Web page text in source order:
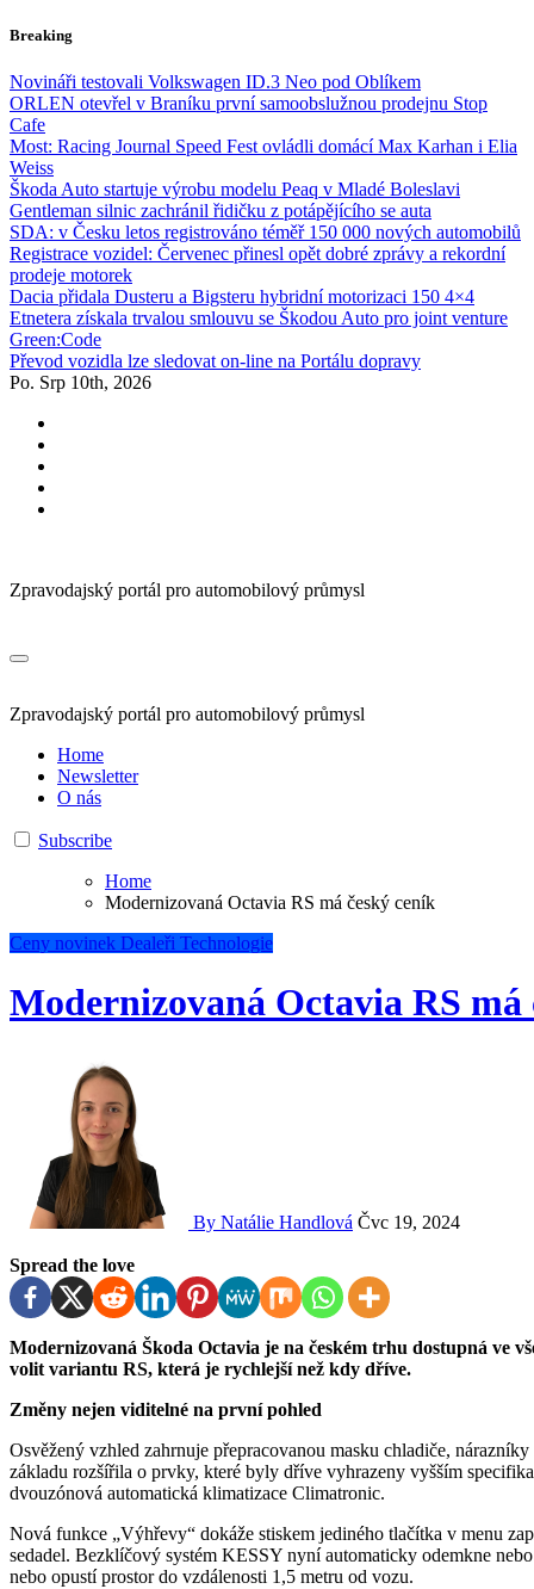
Skip
content
Breaking
Novináři testovali Volkswagen ID.3 Neo pod Oblíkem
ORLEN otevřel v Braníku první samoobslužnou prodejnu Stop
Cafe
Most: Racing Journal Speed Fest ovládli domácí Max Karhan i Elia
Weiss
Škoda Auto startuje výrobu modelu Peaq v Mladé Boleslavi
Gentleman silnic zachránil řidičku z potápějícího se auta
SDA: v Česku letos registrováno téměř 150 000 nových automobilů
Registrace vozidel: Červenec přinesl opět dobré zprávy a rekordní
prodeje motorek
Dacia přidala Dusteru a Bigsteru hybridní motorizaci 150 4×4
Etnetera získala trvalou smlouvu se Škodou Auto pro joint venture
Green:Code
Převod vozidla lze sledovat on-line na Portálu dopravy
Po. Srp 10th, 2026
Zpravodajský portál pro automobilový průmysl
Zpravodajský portál pro automobilový průmysl
Home
Newsletter
O nás
Subscribe
Home
Modernizovaná Octavia RS má český ceník
Ceny novinek Dealeři Technologie
Modernizovaná Octavia RS má
By Natálie Handlová Čvc 19, 2024
Spread the love
Modernizovaná Škoda Octavia je na českém trhu dostupná ve všech verzích. Nově mohou zájemci o sportovní svezení
volit variantu RS, která je rychlejší než kdy dříve.
Změny nejen viditelné na první pohled
Osvěžený vzhled zahrnuje přepracovanou masku chladiče,
základu rozšířila o prvky, které byly dříve vyhrazeny vyšším
dvouzónová automatická klimatizace Climatronic.
Nová funkce „Výhřevy“ dokáže stiskem jediného tlačítka v menu
sedadel. Bezklíčový systém KESSY nyní automaticky odemkne
nebo opustí prostor do vzdálenosti 1,5 metru od vozu.